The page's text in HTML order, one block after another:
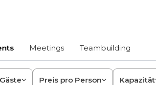
Meetings Teambuilding
Gäste Preis pro Person Kapazität